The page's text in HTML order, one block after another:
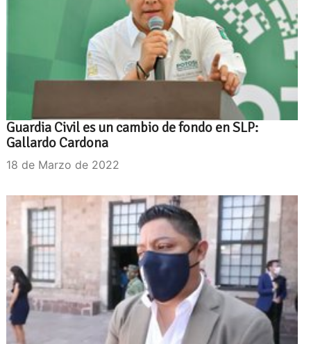
Guardia Civil es un cambio de fondo en SLP:
Gallardo Cardona
18 de Marzo de 2022